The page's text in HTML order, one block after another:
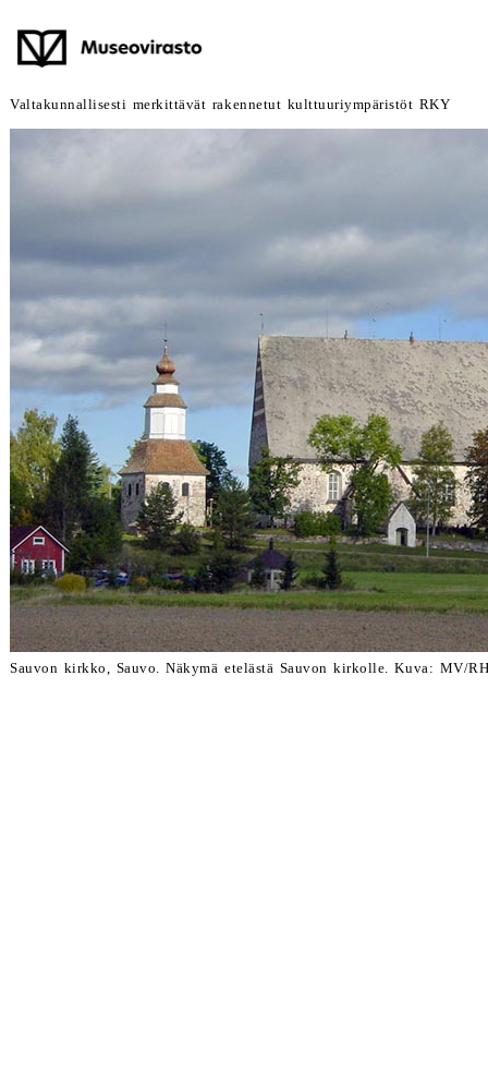
Valtakunnallisesti merkittävät rakennetut kulttuuriympäristöt RKY
Sauvon kirkko, Sauvo. Näkymä etelästä Sauvon kirkolle. Kuva: MV/